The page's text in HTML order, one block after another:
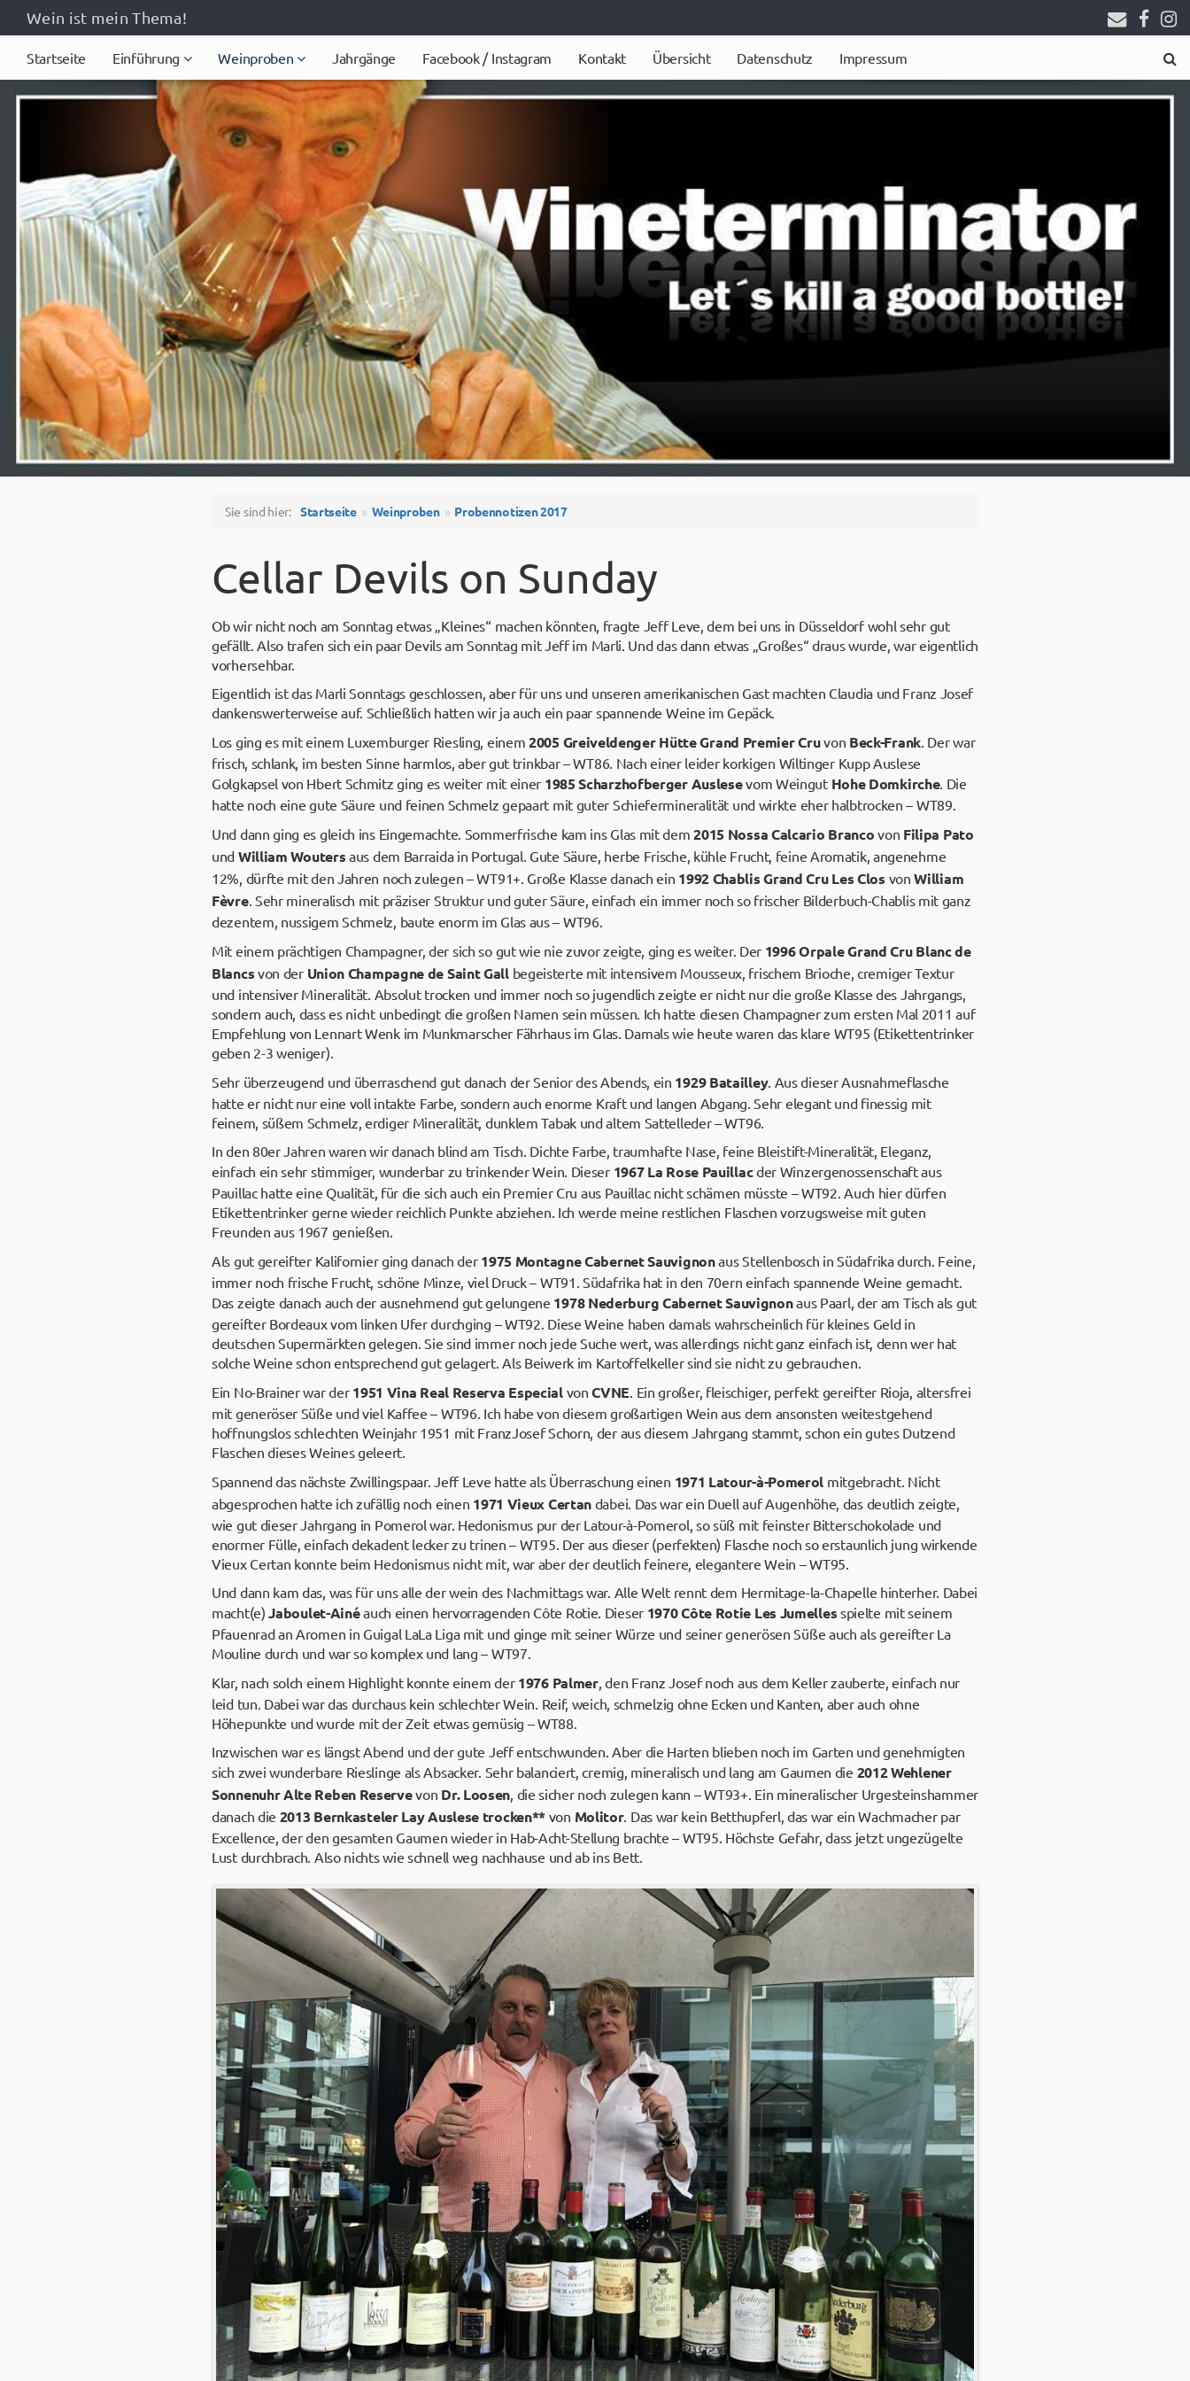
Wein ist mein Thema!
Startseite Einführung Weinproben Jahrgänge Facebook / Instagram Kontakt Übersicht Datenschutz Impressum
Sie sind hier: Startseite Weinproben Probennotizen 2017
Cellar Devils on Sunday
Ob wir nicht noch am Sonntag etwas „Kleines“ machen könnten, fragte Jeff Leve, dem bei uns in Düsseldorf wohl sehr gut
gefällt. Also trafen sich ein paar Devils am Sonntag mit Jeff im Marli. Und das dann etwas „Großes“ draus wurde, war eigentlich
vorhersehbar.
Eigentlich ist das Marli Sonntags geschlossen, aber für uns und unseren amerikanischen Gast machten Claudia und Franz Josef
dankenswerterweise auf. Schließlich hatten wir ja auch ein paar spannende Weine im Gepäck.
Los ging es mit einem Luxemburger Riesling, einem 2005 Greiveldenger Hütte Grand Premier Cruvon Beck-Frank. Der war
frisch, schlank, im besten Sinne harmlos, aber gut trinkbar – WT86. Nach einer leider korkigen Wiltinger Kupp Auslese
Golgkapsel von Hbert Schmitz ging es weiter mit einer 1985 Scharzhofberger Auslesevom Weingut Hohe Domkirche. Die
hatte noch eine gute Säure und feinen Schmelz gepaart mit guter Schiefermineralität und wirkte eher halbtrocken – WT89.
Und dann ging es gleich ins Eingemachte. Sommerfrische kam ins Glas mit dem2015 Nossa Calcario Branco von Filipa Pato
und William Wouters aus dem Barraida in Portugal. Gute Säure, herbe Frische, kühle Frucht, feine Aromatik, angenehme
12%, dürfte mit den Jahren noch zulegen – WT91+. Große Klasse danach ein 1992 Chablis Grand Cru Les Clos vonWilliam
Fèvre. Sehr mineralisch mit präziser Struktur und guter Säure, einfach ein immer noch so frischer Bilderbuch-Chablis mit ganz
dezentem, nussigem Schmelz, baute enorm im Glas aus – WT96.
Mit einem prächtigen Champagner, der sich so gut wie nie zuvor zeigte, ging es weiter. Der 1996 Orpale Grand Cru Blanc de
Blancs von der Union Champagne de Saint Gallbegeisterte mit intensivem Mousseux, frischem Brioche, cremiger Textur
und intensiver Mineralität. Absolut trocken und immer noch so jugendlich zeigte er nicht nur die große Klasse des Jahrgangs,
sondern auch, dass es nicht unbedingt die großen Namen sein müssen. Ich hatte diesen Champagner zum ersten Mal 2011 auf
Empfehlung von Lennart Wenk im Munkmarscher Fährhaus im Glas. Damals wie heute waren das klare WT95 (Etikettentrinker
geben 2-3 weniger).
Sehr überzeugend und überraschend gut danach der Senior des Abends, ein 1929 Batailley. Aus dieser Ausnahmeflasche
hatte er nicht nur eine voll intakte Farbe, sondern auch enorme Kraft und langen Abgang. Sehr elegant und finessig mit
feinem, süßem Schmelz, erdiger Mineralität, dunklem Tabak und altem Sattelleder – WT96.
In den 80er Jahren waren wir danach blind am Tisch. Dichte Farbe, traumhafte Nase, feine Bleistift-Mineralität, Eleganz,
einfach ein sehr stimmiger, wunderbar zu trinkender Wein. Dieser 1967 La Rose Pauillacder Winzergenossenschaft aus
Pauillac hatte eine Qualität, für die sich auch ein Premier Cru aus Pauillac nicht schämen müsste – WT92. Auch hier dürfen
Etikettentrinker gerne wieder reichlich Punkte abziehen. Ich werde meine restlichen Flaschen vorzugsweise mit guten
Freunden aus 1967 genießen.
Als gut gereifter Kalifornier ging danach der 1975 Montagne Cabernet Sauvignonaus Stellenbosch in Südafrika durch. Feine,
immer noch frische Frucht, schöne Minze, viel Druck – WT91. Südafrika hat in den 70ern einfach spannende Weine gemacht.
Das zeigte danach auch der ausnehmend gut gelungene 1978 Nederburg Cabernet Sauvignonaus Paarl, der am Tisch als gut
gereifter Bordeaux vom linken Ufer durchging – WT92. Diese Weine haben damals wahrscheinlich für kleines Geld in
deutschen Supermärkten gelegen. Sie sind immer noch jede Suche wert, was allerdings nicht ganz einfach ist, denn wer hat
solche Weine schon entsprechend gut gelagert. Als Beiwerk im Kartoffelkeller sind sie nicht zu gebrauchen.
Ein No-Brainer war der 1951 Vina Real Reserva EspecialvonCVNE. Ein großer, fleischiger, perfekt gereifter Rioja, altersfrei
mit generöser Süße und viel Kaffee – WT96. Ich habe von diesem großartigen Wein aus dem ansonsten weitestgehend
hoffnungslos schlechten Weinjahr 1951 mit FranzJosef Schorn, der aus diesem Jahrgang stammt, schon ein gutes Dutzend
Flaschen dieses Weines geleert.
Spannend das nächste Zwillingspaar. Jeff Leve hatte als Überraschung einen 1971 Latour-à-Pomerol mitgebracht. Nicht
abgesprochen hatte ich zufällig noch einen 1971 Vieux Certan dabei. Das war ein Duell auf Augenhöhe, das deutlich zeigte,
wie gut dieser Jahrgang in Pomerol war. Hedonismus pur der Latour-à-Pomerol, so süß mit feinster Bitterschokolade und
enormer Fülle, einfach dekadent lecker zu trinen – WT95. Der aus dieser (perfekten) Flasche noch so erstaunlich jung wirkende
Vieux Certan konnte beim Hedonismus nicht mit, war aber der deutlich feinere, elegantere Wein – WT95.
Und dann kam das, was für uns alle der wein des Nachmittags war. Alle Welt rennt dem Hermitage-la-Chapelle hinterher. Dabei
macht(e)Jaboulet-Ainéauch einen hervorragenden Côte Rotie. Dieser 1970 Côte Rotie Les Jumelles spielte mit seinem
Pfauenrad an Aromen in Guigal LaLa Liga mit und ginge mit seiner Würze und seiner generösen Süße auch als gereifter La
Mouline durch und war so komplex und lang – WT97.
Klar, nach solch einem Highlight konnte einem der 1976 Palmer, den Franz Josef noch aus dem Keller zauberte, einfach nur
leid tun. Dabei war das durchaus kein schlechter Wein. Reif, weich, schmelzig ohne Ecken und Kanten, aber auch ohne
Höhepunkte und wurde mit der Zeit etwas gemüsig – WT88.
Inzwischen war es längst Abend und der gute Jeff entschwunden. Aber die Harten blieben noch im Garten und genehmigten
sich zwei wunderbare Rieslinge als Absacker. Sehr balanciert, cremig, mineralisch und lang am Gaumen die 2012 Wehlener
Sonnenuhr Alte Reben Reservevon Dr. Loosen, die sicher noch zulegen kann – WT93+. Ein mineralischer Urgesteinshammer
danach die 2013 Bernkasteler Lay Auslese trocken** von Molitor. Das war kein Betthupferl, das war ein Wachmacher par
Excellence, der den gesamten Gaumen wieder in Hab-Acht-Stellung brachte – WT95. Höchste Gefahr, dass jetzt ungezügelte
Lust durchbrach. Also nichts wie schnell weg nachhause und ab ins Bett.